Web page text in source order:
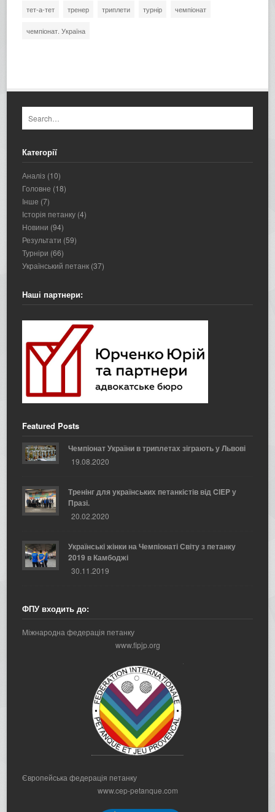
тет-а-тет тренер триплети турнір чемпіонат
чемпіонат. Україна
Категорії
Аналіз (10)
Головне (18)
Інше (7)
Історія петанку (4)
Новини (94)
Результати (59)
Турніри (66)
Український петанк (37)
Наші партнери:
Featured Posts
Чемпіонат України в триплетах зіграють у Львові
19.08.2020
Тренінг для українських петанкістів від CIEP у
Празі.
20.02.2020
Українські жінки на Чемпіонаті Світу з петанку
2019 в Камбоджі
30.11.2019
ФПУ входить до:
Міжнародна федерація петанку
www.fipjp.org
Європейська федерація петанку
www.cep-petanque.com